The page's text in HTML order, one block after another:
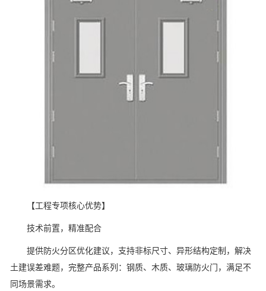
【工程专项核心优势】
技术前置，精准配合
提供防火分区优化建议，支持非标尺寸、异形结构定制，解决
土建误差难题，完整产品系列：钢质、木质、玻璃防火门，满足不
同场景需求。